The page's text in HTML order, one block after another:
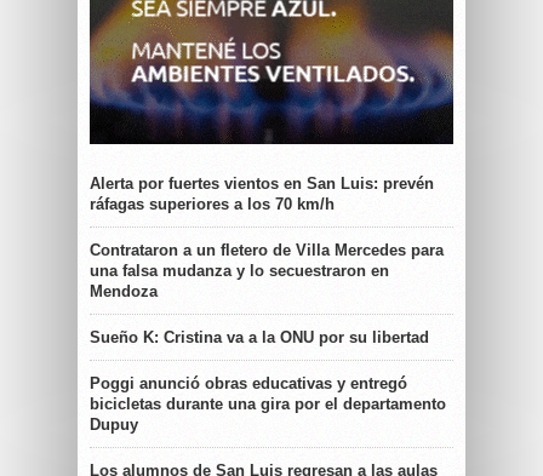
Alerta por fuertes vientos en San Luis: prevén
ráfagas superiores a los 70 km/h
Contrataron a un fletero de Villa Mercedes para
una falsa mudanza y lo secuestraron en
Mendoza
Sueño K: Cristina va a la ONU por su libertad
Poggi anunció obras educativas y entregó
bicicletas durante una gira por el departamento
Dupuy
Los alumnos de San Luis regresan a las aulas